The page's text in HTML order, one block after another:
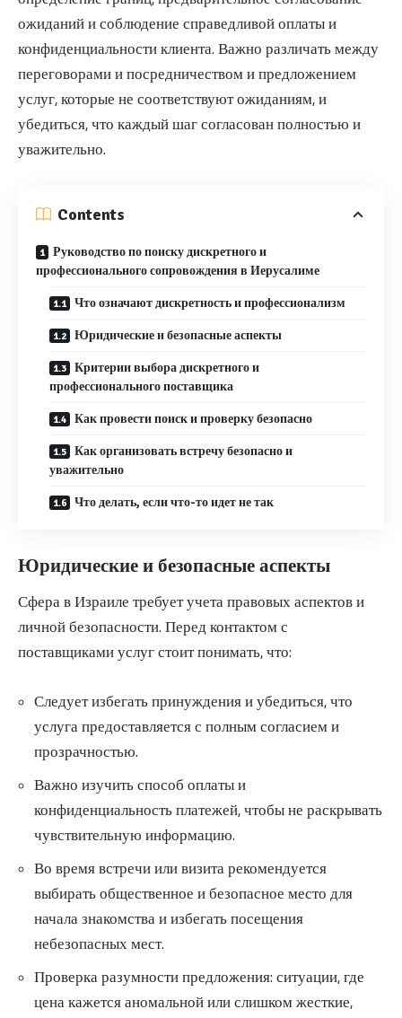
ожиданий и соблюдение справедливой оплаты и
конфиденциальности клиента. Важно различать между
переговорами и посредничеством и предложением
услуг, которые не соответствуют ожиданиям, и
убедиться, что каждый шаг согласован полностью и
уважительно.
Contents
Руководство по поиску дискретного и
профессионального сопровождения в Иерусалиме
Что означают дискретность и профессионализм
Юридические и безопасные аспекты
Критерии выбора дискретного и
профессионального поставщика
Как провести поиск и проверку безопасно
Как организовать встречу безопасно и
уважительно
Что делать, если что-то идет не так
Юридические и безопасные аспекты
Сфера в Израиле требует учета правовых аспектов и
личной безопасности. Перед контактом с
поставщиками услуг стоит понимать, что:
Следует избегать принуждения и убедиться, что
услуга предоставляется с полным согласием и
прозрачностью.
Важно изучить способ оплаты и
конфиденциальность платежей, чтобы не раскрывать
чувствительную информацию.
Во время встречи или визита рекомендуется
выбирать общественное и безопасное место для
начала знакомства и избегать посещения
небезопасных мест.
Проверка разумности предложения: ситуации, где
цена кажется аномальной или слишком жесткие,